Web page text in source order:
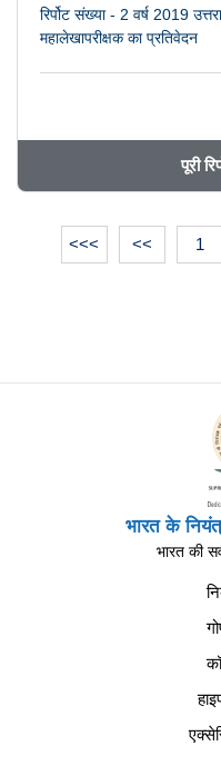
रिर्पोट संख्या - 2 वर्ष 2019
महालेखापरीक्षक का प्रतिवेदन
पूरी
<<< << 1
भारत के
भारत की